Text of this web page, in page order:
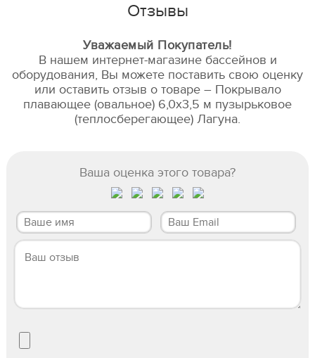
Отзывы
Уважаемый Покупатель!
В нашем интернет-магазине бассейнов и
оборудования, Вы можете поставить свою оценку
или оставить отзыв о товаре – Покрывало
плавающее (овальное) 6,0х3,5 м пузырьковое
(теплосберегающее) Лагуна.
Ваша оценка этого товара?